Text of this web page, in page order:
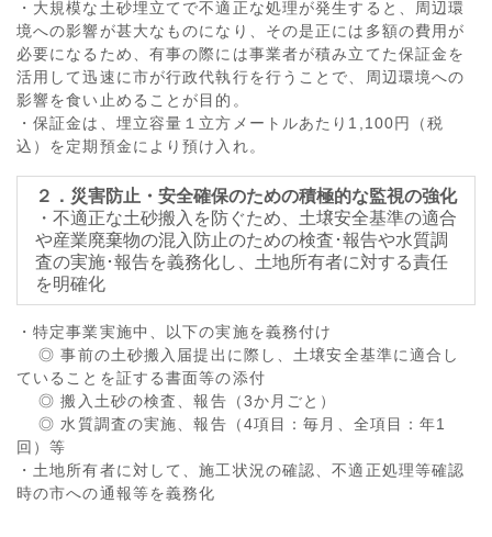
・大規模な土砂埋立てで不適正な処理が発生すると、周辺環
境への影響が甚大なものになり、その是正には多額の費用が
必要になるため、有事の際には事業者が積み立てた保証金を
活用して迅速に市が行政代執行を行うことで、周辺環境への
影響を食い止めることが目的。
・保証金は、埋立容量１立方メートルあたり1,100円（税
込）を定期預金により預け入れ。
２．災害防止・安全確保のための積極的な監視の強化
・不適正な土砂搬入を防ぐため、土壌安全基準の適合
や産業廃棄物の混入防止のための検査･報告や水質調
査の実施･報告を義務化し、土地所有者に対する責任
を明確化
・特定事業実施中、以下の実施を義務付け
◎ 事前の土砂搬入届提出に際し、土壌安全基準に適合し
ていることを証する書面等の添付
◎ 搬入土砂の検査、報告（3か月ごと）
◎ 水質調査の実施、報告（4項目：毎月、全項目：年1
回）等
・土地所有者に対して、施工状況の確認、不適正処理等確認
時の市への通報等を義務化